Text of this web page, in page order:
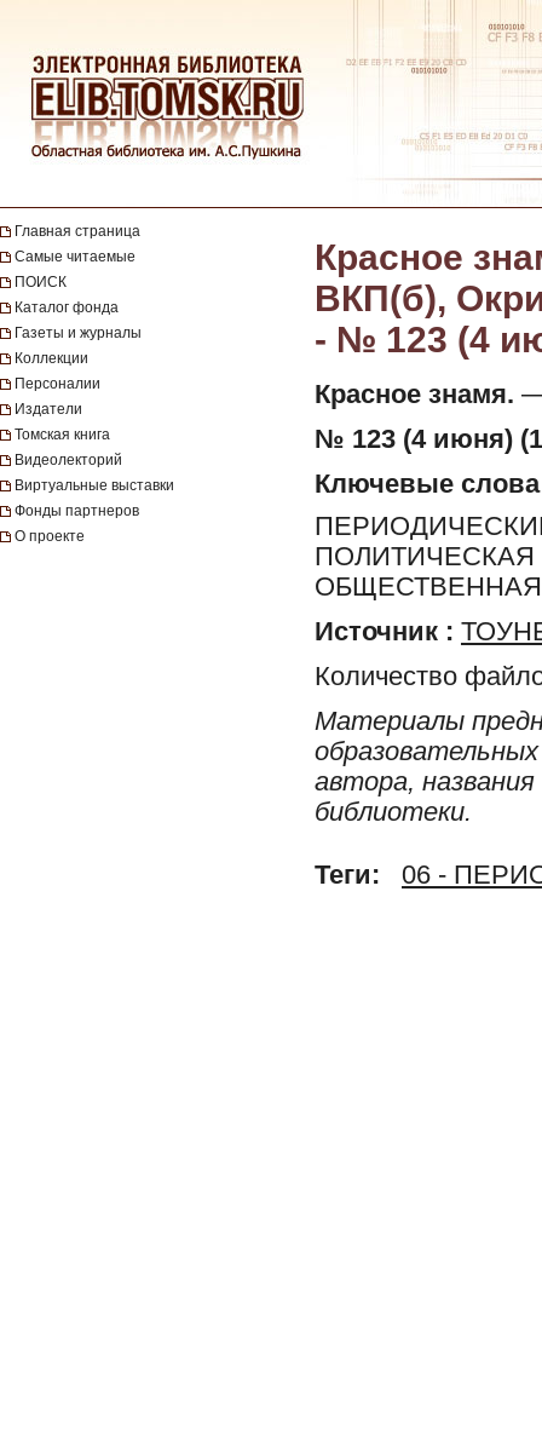
Главная страница
Самые читаемые
ПОИСК
Каталог фонда
Газеты и журналы
Коллекции
Персоналии
Издатели
Томская книга
Видеолекторий
Виртуальные выставки
Фонды партнеров
О проекте
Красное
ВКП(б),
- № 123 (4
Красное знамя. —
№ 123 (4 июня)
Ключевые слова
Источник :
Количество
Материалы
автора,
библиотеки.
Теги: 06 -